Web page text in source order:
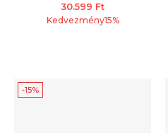
30.599 Ft
Kedvezmény15%
-15%